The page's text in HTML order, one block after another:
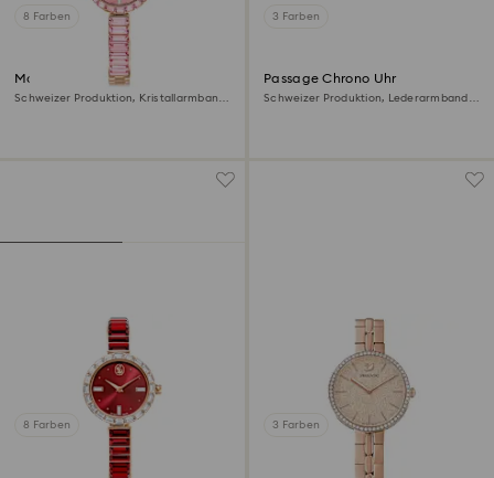
8 Farben
Matrix bangle Uhr
Schweizer Produktion, Kristallarmband,
3 Farben
Passage Chrono Uhr
Schweizer Produktion, Lederarmband,
8 Farben 3 Farben